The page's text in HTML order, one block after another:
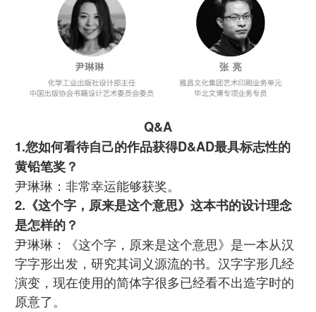
Q&A
1.您如何看待自己的作品获得D&AD最具标志性的
黄铅笔奖？
尹琳琳：非常幸运能够获奖。
2.《这个字，原来是这个意思》这本书的设计理念
是怎样的？
尹琳琳：《这个字，原来是这个意思》是一本从汉
字字形出发，研究其词义源流的书。汉字字形几经
演变，现在使用的简体字很多已经看不出造字时的
原意了。